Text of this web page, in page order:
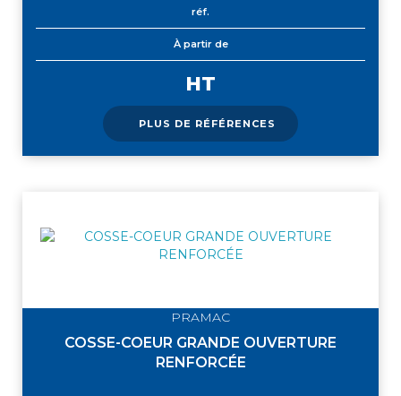
réf.
À partir de
HT
PLUS DE RÉFÉRENCES
PRAMAC
COSSE-COEUR GRANDE OUVERTURE
RENFORCÉE